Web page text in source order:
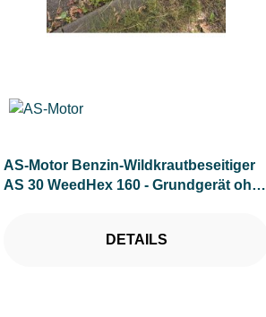
AS-Motor Benzin-Wildkrautbeseitiger
AS 30 WeedHex 160 - Grundgerät ohne
DETAILS